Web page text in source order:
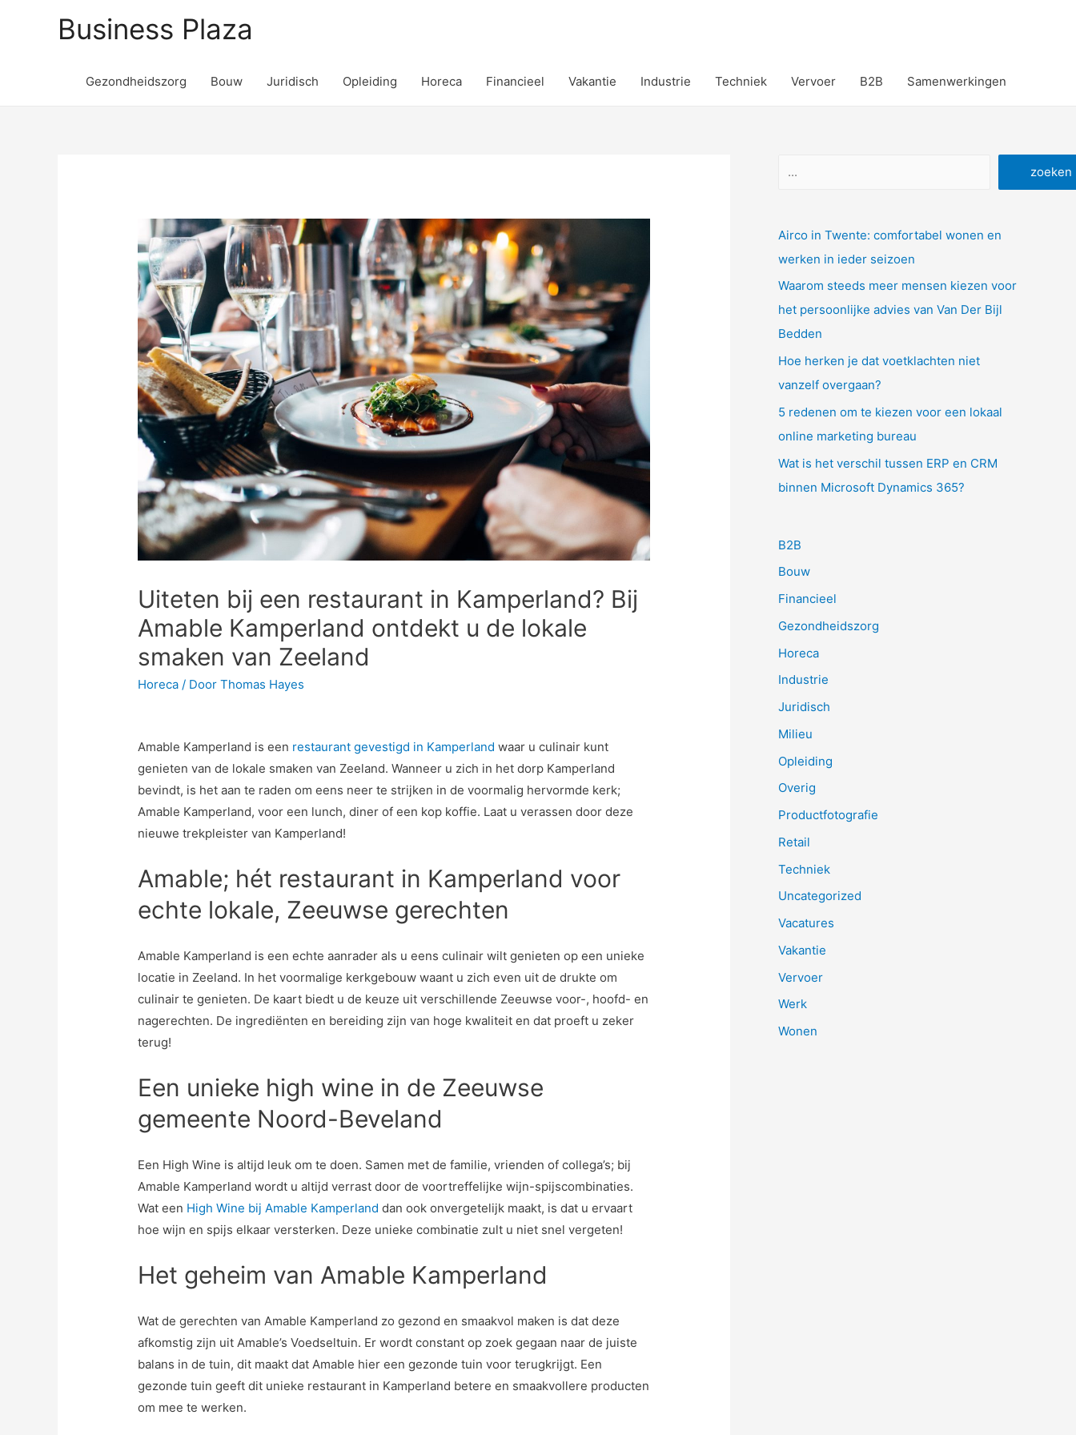
Business Plaza
Gezondheidszorg Bouw Juridisch Opleiding Horeca Financieel Vakantie Industrie Techniek Vervoer B2B Samenwerkingen
Uiteten bij een restaurant in Kamperland? Bij
Amable Kamperland ontdekt u de lokale
smaken van Zeeland
Horeca / DoorThomas Hayes
Amable Kamperland is een restaurant gevestigd in Kamperland waar u culinair kunt
genieten van de lokale smaken van Zeeland. Wanneer u zich in het dorp Kamperland
bevindt, is het aan te raden om eens neer te strijken in de voormalig hervormde kerk;
Amable Kamperland, voor een lunch, diner of een kop koffie. Laat u verassen door deze
nieuwe trekpleister van Kamperland!
Amable; hét restaurant in Kamperland voor
echte lokale, Zeeuwse gerechten
Amable Kamperland is een echte aanrader als u eens culinair wilt genieten op een unieke
locatie in Zeeland. In het voormalige kerkgebouw waant u zich even uit de drukte om
culinair te genieten. De kaart biedt u de keuze uit verschillende Zeeuwse voor-, hoofd- en
nagerechten. De ingrediënten en bereiding zijn van hoge kwaliteit en dat proeft u zeker
terug!
Een unieke high wine in de Zeeuwse
gemeente Noord-Beveland
Een High Wine is altijd leuk om te doen. Samen met de familie, vrienden of collega’s; bij
Amable Kamperland wordt u altijd verrast door de voortreffelijke wijn-spijscombinaties.
Wat een High Wine bij Amable Kamperland dan ook onvergetelijk maakt, is dat u ervaart
hoe wijn en spijs elkaar versterken. Deze unieke combinatie zult u niet snel vergeten!
Het geheim van Amable Kamperland
Wat de gerechten van Amable Kamperland zo gezond en smaakvol maken is dat deze
afkomstig zijn uit Amable’s Voedseltuin. Er wordt constant op zoek gegaan naar de juiste
balans in de tuin, dit maakt dat Amable hier een gezonde tuin voor terugkrijgt. Een
gezonde tuin geeft dit unieke restaurant in Kamperland betere en smaakvollere producten
om mee te werken.
zoeken
Airco in Twente: comfortabel wonen en
werken in ieder seizoen
Waarom steeds meer mensen kiezen voor
het persoonlijke advies van Van Der Bijl
Bedden
Hoe herken je dat voetklachten niet
vanzelf overgaan?
5 redenen om te kiezen voor een lokaal
online marketing bureau
Wat is het verschil tussen ERP en CRM
binnen Microsoft Dynamics 365?
B2B
Bouw
Financieel
Gezondheidszorg
Horeca
Industrie
Juridisch
Milieu
Opleiding
Overig
Productfotografie
Retail
Techniek
Uncategorized
Vacatures
Vakantie
Vervoer
Werk
Wonen